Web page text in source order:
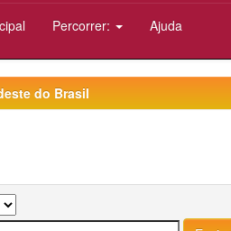
Percorrer: Ajuda
do Brasil